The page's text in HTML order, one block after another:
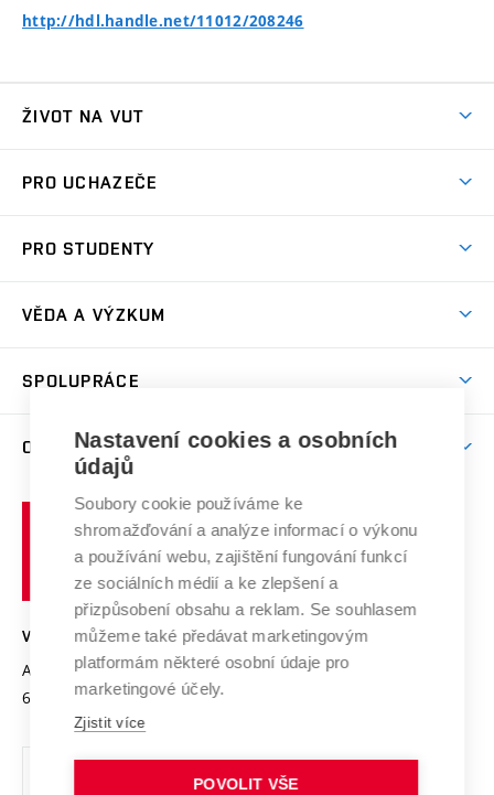
http://hdl.handle.net/11012/208246
ŽIVOT NA VUT
Koleje
Sport na VUT
Brno
PRO UCHAZEČE
Dny otevřených dveří
Celoživotní vzdělávání
E-přihláška
PRO STUDENTY
Harmonogram akademického roku
Závěrečné práce
Doktorské studium
Zpracování osobních údajů studentů
Sociální bezpečí
Studium bez bariér
Podpora podnikání
VĚDA A VÝZKUM
Mezinárodní vědecká rada
Systém zajišťování kvality výzkumu
Výzkumné infrastruktury
Transfer znalostí
Open Science
Projekty
Projekty ze strukturálních fondů
Specifický výzkum
SPOLUPRÁCE
Zahraniční spolupráce
Spolupráce se školami
Služby univerzity
Mezinárodní dohody
Univerzitní sítě
O UNIVERZITĚ
Profil univerzity
Udržitelná univerzita
Podnikavá univerzita / ContriBUTe
Bezpečná univerzita
Vyznamenání
Organizační struktura
Ochrana osobních údajů
učení
technické
VYSOKÉ UČENÍ TECHNICKÉ V BRNĚ
Antonínská 548/1
602 00 Brno
www.vut.cz
vut@vutbr.cz
Nastavení cookies a osobních
údajů
Soubory cookie používáme ke
shromažďování a analýze informací o výkonu
a používání webu, zajištění fungování funkcí
ze sociálních médií a ke zlepšení a
přizpůsobení obsahu a reklam. Se souhlasem
můžeme také předávat marketingovým
platformám některé osobní údaje pro
marketingové účely.
Zjistit více
POVOLIT VŠE